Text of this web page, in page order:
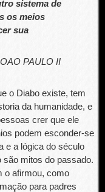
sistema de
os meios
sua
PAULO II
o Diabo existe, tem
da humanidade, e
crer que ele
podem esconder-se
e a lógica do século
mitos do passado.
o afirmou, como
para padres